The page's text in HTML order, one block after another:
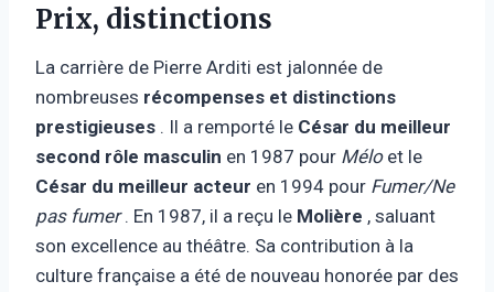
Prix, distinctions
La carrière de Pierre Arditi est jalonnée de
nombreuses récompenses et distinctions
prestigieuses . Il a remporté le César du meilleur
second rôle masculin en 1987 pour Méloet le
César du meilleur acteur en 1994 pour Fumer/Ne
pas fumer. En 1987, il a reçu le Molière , saluant
son excellence au théâtre. Sa contribution à la
culture française a été de nouveau honorée par des